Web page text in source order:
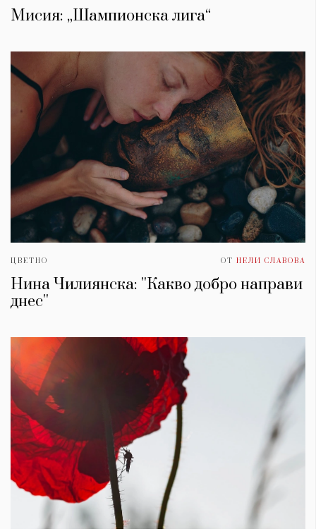
Мисия: „Шампионска лига“
ЦВЕТНО ОТ НЕЛИ СЛАВОВА
Нина Чилиянска: ''Какво добро направи
днес''